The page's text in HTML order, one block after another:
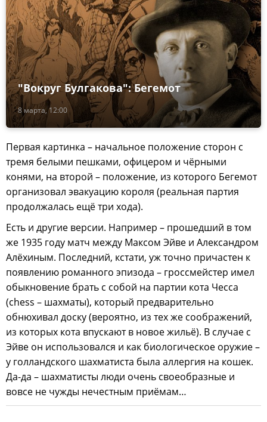
8 марта, 12:00
"Вокруг Булгакова": Бегемот
Первая картинка – начальное положение сторон с
тремя белыми пешками, офицером и чёрными
конями, на второй – положение, из которого Бегемот
организовал эвакуацию короля (реальная партия
продолжалась ещё три хода).
Есть и другие версии. Например – прошедший в том
же 1935 году матч между Максом Эйве и Александром
Алёхиным. Последний, кстати, уж точно причастен к
появлению романного эпизода – гроссмейстер имел
обыкновение брать с собой на партии кота Чесса
(chess – шахматы), который предварительно
обнюхивал доску (вероятно, из тех же соображений,
из которых кота впускают в новое жильё). В случае с
Эйве он использовался и как биологическое оружие –
у голландского шахматиста была аллергия на кошек.
Да-да – шахматисты люди очень своеобразные и
вовсе не чужды нечестным приёмам…